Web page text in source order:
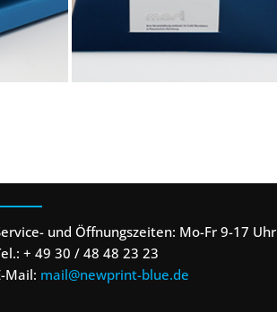
und Öffnungszeiten: Mo-Fr 9-17 Uhr
+ 49 30 / 48 48 23 23
Mail: mail@newprint-blue.de